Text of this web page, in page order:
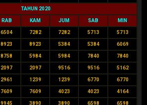
TAHUN 2020
RAB KAM JUM SAB MIN
6504 7282 7282 5713 5713
8923 8923 5384 5384 6069
8758 5984 5984 7840 7840
2097 2097 9516 9516 5162
2961 1239 1239 6770 6770
7609 7609 4023 4023 4164
9945 3890 3890 6598 6598